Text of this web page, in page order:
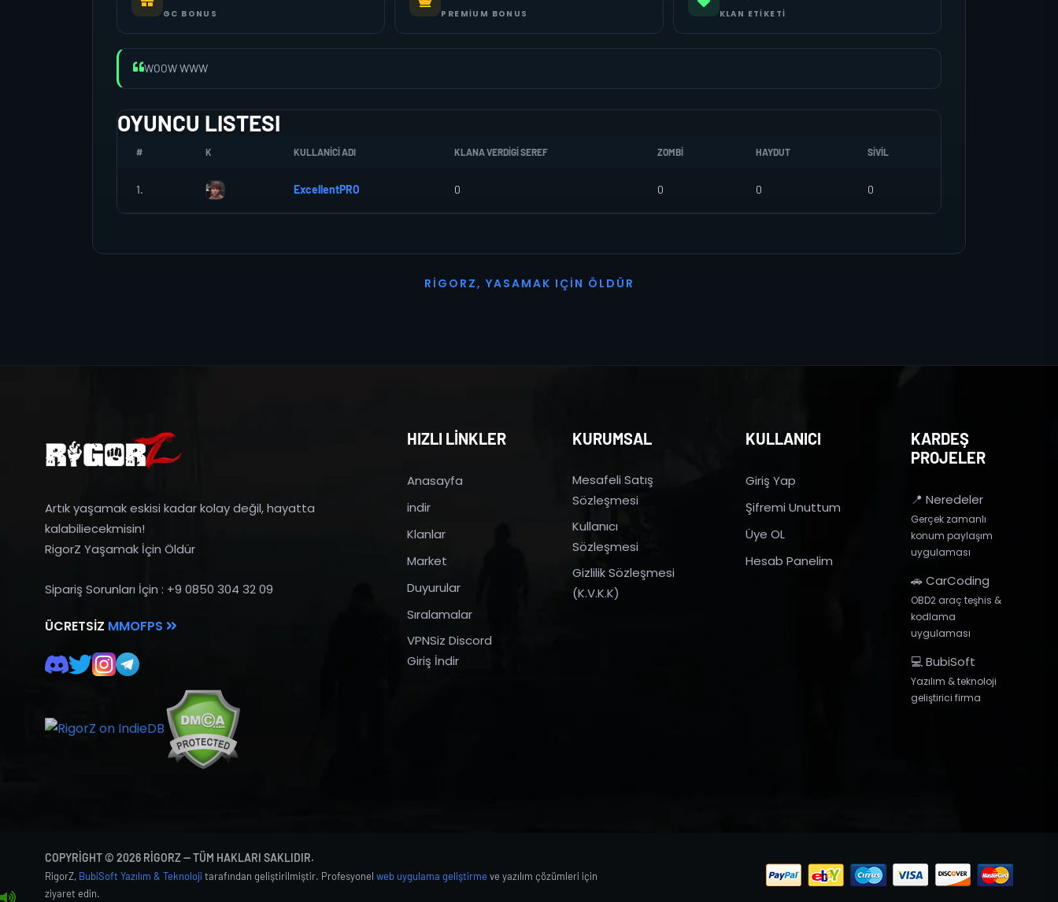
GC BONUS PREMIUM BONUS KLAN ETIKETI
WOOW WWW
OYUNCU LISTESI
# K KULLANICI ADI KLANA VERDIGI SEREF ZOMBI HAYDUT SIVIL
1. ExcellentPRO 0 0 0 0
R I G O R Z, YASAMAK I ÇI N Ö L D Ü R
Artık yaşamak eskisi kadar kolay değil, hayatta
kalabiliecekmisin!
RigorZ Yaşamak İçin Öldür
Sipariş Sorunları İçin : +9 0850 304 32 09
ÜCRETSIZ MMOFPS
HIZLI LİNKLER
Anasayfa
indir
Klanlar
Market
Duyurular
Sıralamalar
VPNSiz Discord
Giriş İndir
KURUMSAL
Mesafeli Satış
Sözleşmesi
Kullanıcı
Sözleşmesi
Gizlilik Sözleşmesi
(K.V.K.K)
KULLANICI
Giriş Yap
Şifremi Unuttum
Üye OL
Hesab Panelim
KARDEŞ
PROJELER
📍 Neredeler
Gerçek zamanlı
konum paylaşım
uygulaması
🚗 CarCoding
OBD2 araç teşhis &
kodlama
uygulaması
💻 BubiSoft
Yazılım & teknoloji
geliştirici firma
COPYRIGHT © 2026 RIGORZ — TÜM HAKLARI SAKLIDIR.
RigorZ, BubiSoft Yazılım & Teknoloji tarafından geliştirilmiştir. Profesyonel web uygulama geliştirmeve yazılım çözümleri için
ziyaret edin.